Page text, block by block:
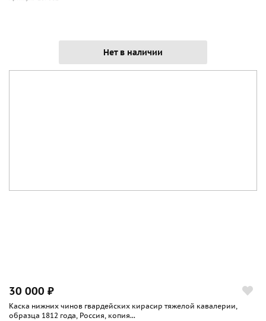
Нет в наличии
30 000 ₽
Каска нижних чинов гвардейских кирасир тяжелой кавалерии,
образца 1812 года, Россия, копия...